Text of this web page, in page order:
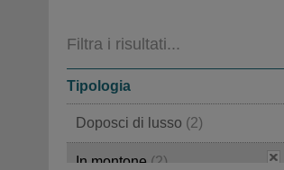
Filtra i risultati...
Tipologia
Doposci di lusso (2)
In montone (2)